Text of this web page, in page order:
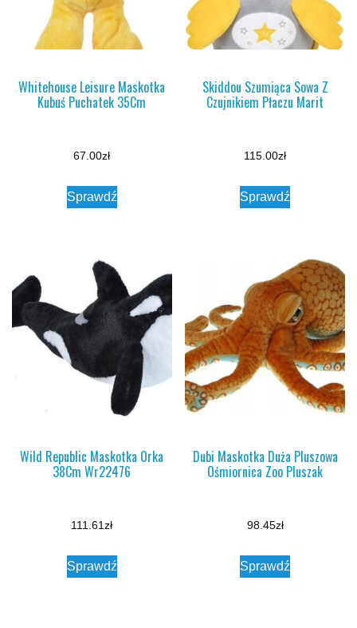
Whitehouse Leisure Maskotka
Kubuś Puchatek 35Cm
67.00zł
Sprawdź
Skiddou Szumiąca Sowa Z
Czujnikiem Płaczu Marit
115.00zł
Sprawdź
Wild Republic Maskotka Orka
38Cm Wr22476
111.61zł
Sprawdź
Dubi Maskotka Duża Pluszowa
Ośmiornica Zoo Pluszak
98.45zł
Sprawdź